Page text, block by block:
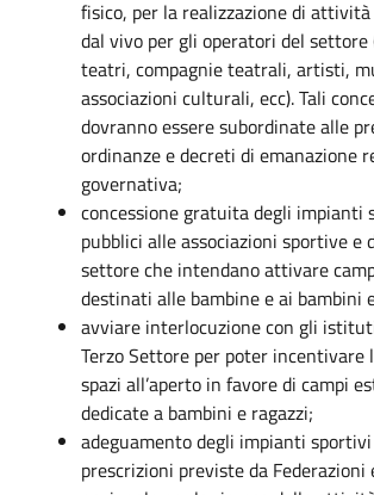
fisico, per la realizzazione di
dal vivo per gli operatori del settore
teatri, compagnie teatrali, artisti,
associazioni culturali, ecc). Tali
dovranno essere subordinate alle
ordinanze e decreti di emanazione
governativa;
concessione gratuita degli impianti
pubblici alle associazioni sportive e
settore che intendano attivare
destinati alle bambine e ai bambini
avviare interlocuzione con gli
Terzo Settore per poter incentivare
spazi all’aperto in favore di campi
dedicate a bambini e ragazzi;
adeguamento degli impianti
prescrizioni previste da Federazioni